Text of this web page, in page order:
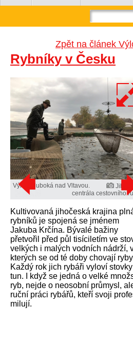
Zpět na článek
Rybníky v Česku
Výlov Hluboká nad Vltavou.
centrála cestovního
Kultivovaná jihočeská krajina
rybníků je spojená se jménem
Jakuba Krčína. Bývalé bažiny
přetvořil před půl tisíciletím ve
velkých i malých vodních nádrží,
kterých se od té doby chovají
Každý rok jich rybáři vyloví stovky
tun. I když se jedná o velké
ryb, nejde o neosobní průmysl,
ruční práci rybářů, kteří svoji
milují.